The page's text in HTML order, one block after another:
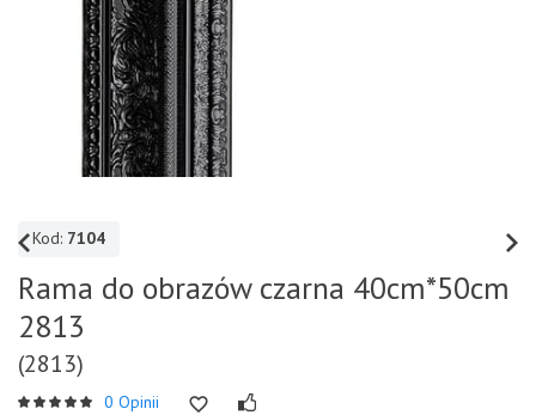
Kod: 7104
Rama do obrazów czarna 40cm*50cm
2813
(2813)
0 Opinii